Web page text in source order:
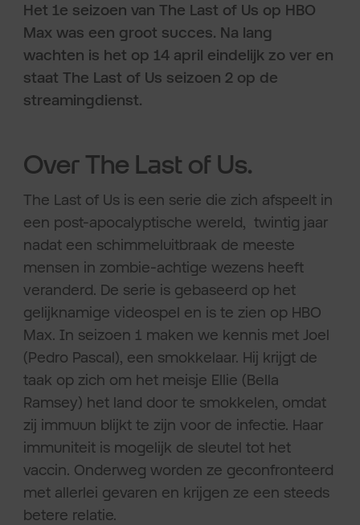
Het 1e seizoen van The Last of Us op HBO
Max was een groot succes. Na lang
wachten is het op 14 april eindelijk zo ver en
staat The Last of Us seizoen 2 op de
streamingdienst.
Over The Last of Us.
The Last of Us is een serie die zich afspeelt in
een post-apocalyptische wereld, twintig jaar
nadat een schimmeluitbraak de meeste
mensen in zombie-achtige wezens heeft
veranderd. De serie is gebaseerd op het
gelijknamige videospel en is te zien op HBO
Max. In seizoen 1 maken we kennis met Joel
(Pedro Pascal), een smokkelaar. Hij krijgt de
taak op zich om het meisje Ellie (Bella
Ramsey) het land door te smokkelen, omdat
zij immuun blijkt te zijn voor de infectie. Haar
immuniteit is mogelijk de sleutel tot het
vaccin. Onderweg worden ze geconfronteerd
met allerlei gevaren en krijgen ze een steeds
betere relatie.